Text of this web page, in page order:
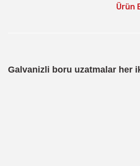
Ürün
Galvanizli boru uzatmalar her